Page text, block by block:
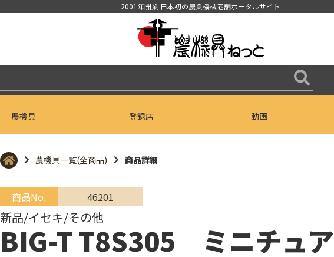
2001年開業 日本初の農業機械老舗ポータルサイト
農機具 登録店 動画
農機具一覧(全商品) 商品詳細
商品No. 46201
新品/イセキ/その他
BIG-T T8S305 ミニチュア